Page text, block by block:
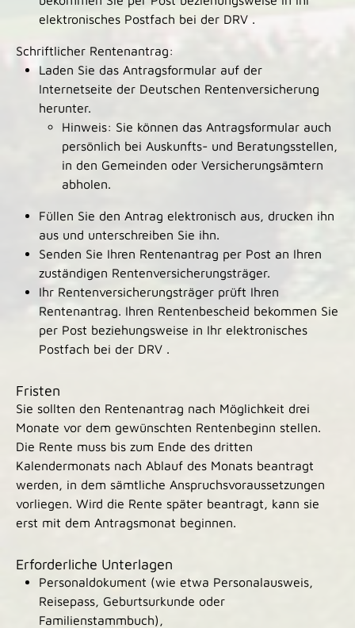
elektronisches Postfach bei der DRV .
Schriftlicher Rentenantrag:
Laden Sie das Antragsformular auf der
Internetseite der Deutschen Rentenversicherung
herunter.
Hinweis: Sie können das Antragsformular auch
persönlich bei Auskunfts-­ und Beratungsstellen,
in den Gemeinden oder Versicherungsämtern
abholen.
Füllen Sie den Antrag elektronisch aus, drucken ihn
aus und unterschreiben Sie ihn.
Senden Sie Ihren Rentenantrag per Post an Ihren
zuständigen Rentenversicherungsträger.
Ihr Rentenversicherungsträger prüft Ihren
Rentenantrag. Ihren Rentenbescheid bekommen Sie
per Post beziehungsweise in Ihr elektronisches
Postfach bei der DRV .
Fristen
Sie sollten den Rentenantrag nach Möglichkeit drei
Monate vor dem gewünschten Rentenbeginn stellen.
Die Rente muss bis zum Ende des dritten
Kalendermonats nach Ablauf des Monats beantragt
werden, in dem sämtliche Anspruchsvoraussetzungen
vorliegen. Wird die Rente später beantragt, kann sie
erst mit dem Antragsmonat beginnen.
Erforderliche Unterlagen
Personaldokument (wie etwa Personalausweis,
Reisepass, Geburtsurkunde oder
Familienstammbuch),